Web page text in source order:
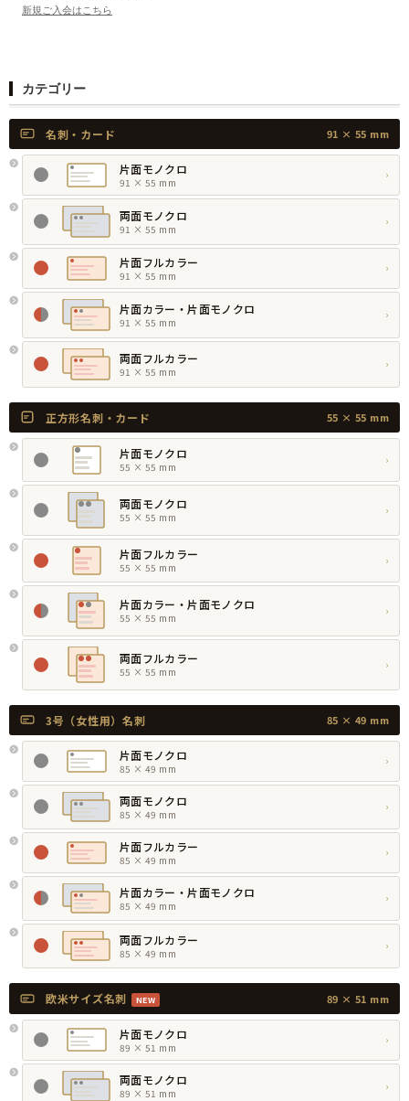
新規ご入会はこちら
カテゴリー
名刺・カード 91 × 55 mm
片面モノクロ
91 × 55 mm
›
両面モノクロ
91 × 55 mm
›
片面フルカラー
91 × 55 mm
›
片面カラー・片面モノクロ
91 × 55 mm
›
両面フルカラー
91 × 55 mm
›
正方形名刺・カード 55 × 55 mm
片面モノクロ
55 × 55 mm
›
両面モノクロ
55 × 55 mm
›
片面フルカラー
55 × 55 mm
›
片面カラー・片面モノクロ
55 × 55 mm
›
両面フルカラー
55 × 55 mm
›
3号（女性用）名刺 85 × 49 mm
片面モノクロ
85 × 49 mm
›
両面モノクロ
85 × 49 mm
›
片面フルカラー
85 × 49 mm
›
片面カラー・片面モノクロ
85 × 49 mm
›
両面フルカラー
85 × 49 mm
›
欧米サイズ名刺 NEW 89 × 51 mm
片面モノクロ
89 × 51 mm
›
両面モノクロ
89 × 51 mm
›